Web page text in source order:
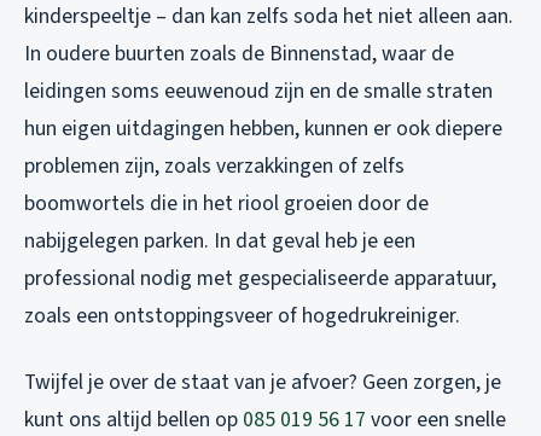
kinderspeeltje – dan kan zelfs soda het niet alleen aan.
In oudere buurten zoals de Binnenstad, waar de
leidingen soms eeuwenoud zijn en de smalle straten
hun eigen uitdagingen hebben, kunnen er ook diepere
problemen zijn, zoals verzakkingen of zelfs
boomwortels die in het riool groeien door de
nabijgelegen parken. In dat geval heb je een
professional nodig met gespecialiseerde apparatuur,
zoals een ontstoppingsveer of hogedrukreiniger.
Twijfel je over de staat van je afvoer? Geen zorgen, je
kunt ons altijd bellen op 085 019 56 17 voor een snelle